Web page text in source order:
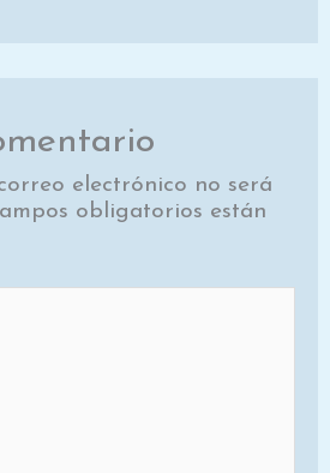
electrónico no será
obligatorios están